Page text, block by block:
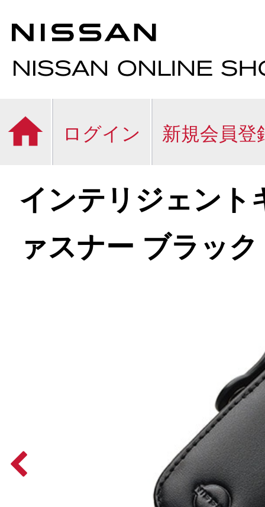
ログイン 新規会員登
インテリジェント
ァスナー ブラック